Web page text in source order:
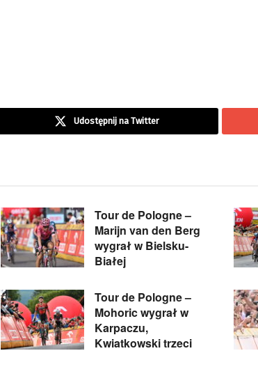
Udostępnij na Twitter
Tour de Pologne –
Marijn van den Berg
wygrał w Bielsku-
Białej
Tour de Pologne –
Mohoric wygrał w
Karpaczu,
Kwiatkowski trzeci